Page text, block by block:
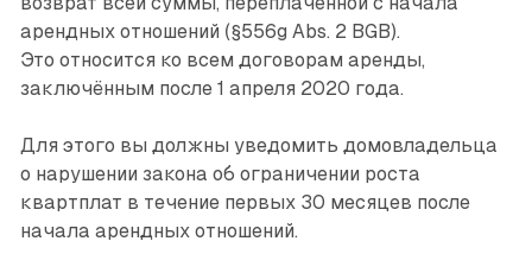
арендных отношений (§556g Abs. 2 BGB).
Это относится ко всем договорам аренды,
заключённым после 1 апреля 2020 года.
Для этого вы должны уведомить домовладельца
о нарушении закона об ограничении роста
квартплат в течение первых 30 месяцев после
начала арендных отношений.